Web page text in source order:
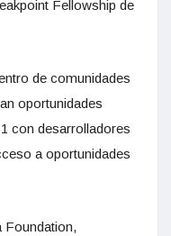
Fellowship de
de comunidades
oportunidades
con desarrolladores
a oportunidades
Foundation,